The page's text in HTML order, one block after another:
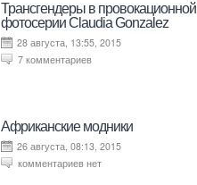
Трансгендеры в провокационной
фотосерии Claudia Gonzalez
28 августа, 13:55, 2015
7 комментариев
Африканские модники
26 августа, 08:13, 2015
комментариев нет